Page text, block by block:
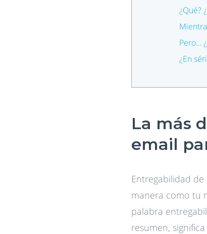
¿Qué?
Pero…
¿En
La más
email
Entregabilidad
manera como tu
palabra
resumen,